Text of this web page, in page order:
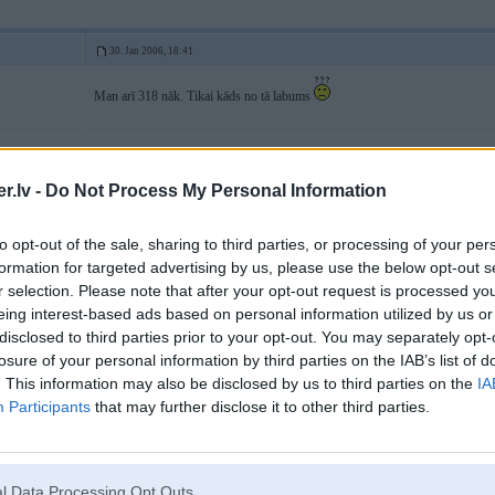
- Do Not Process My Personal Information
opt-out of the sale, sharing to third parties, or processing of your
for targeted advertising by us, please use the below opt-out
selection. Please note that after your opt-out request is processed
interest-based ads based on personal information utilized by us
to third parties prior to your opt-out. You may separately
of your personal information by third parties on the IAB’s list of
This information may also be disclosed by us to third parties on the
Participants that may further disclose it to other third parties.
30. Jan 2006, 18:41
Man arī 318 nāk. Tikai kāds no tā labums
06. Jun 2006, 21:40
joprojām vajag E30 M10 uzlikt pilnu komplektu -
ja kādam ir, droši uz PM
P.S. dažiem zvanīju, bet varētu atgādināt, kuram kautkas vēl bija no stūres
14:05 ]